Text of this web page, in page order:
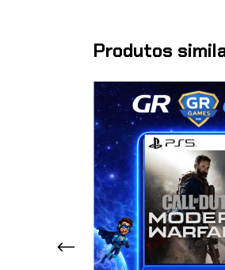
Produtos